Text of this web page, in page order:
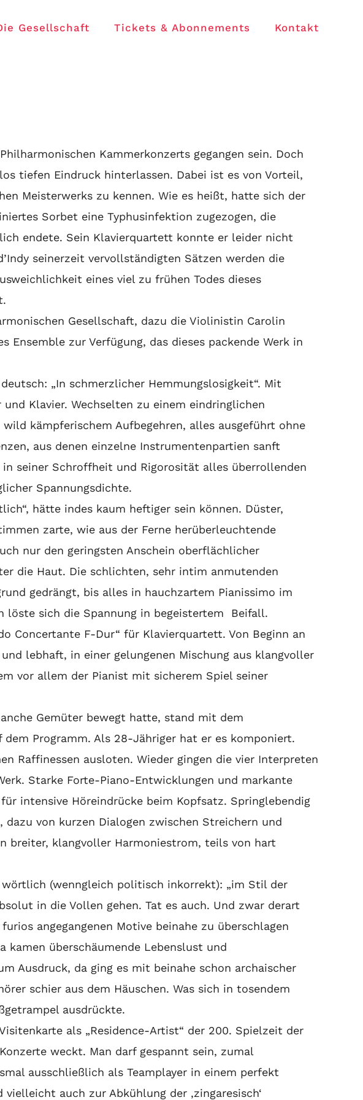
Gesellschaft Tickets & Abonnements Kontakt
Kammerkonzerts gegangen sein. Doch
tiefen Eindruck hinterlassen. Dabei ist es von Vorteil,
Meisterwerks zu kennen. Wie es heißt, hatte sich der
Sorbet eine Typhusinfektion zugezogen, die
endete. Sein Klavierquartett konnte er leider nicht
seinerzeit vervollständigten Sätzen werden die
eines viel zu frühen Todes dieses
Gesellschaft, dazu die Violinistin Carolin
zur Verfügung, das dieses packende Werk in
„In schmerzlicher Hemmungslosigkeit“. Mit
Klavier. Wechselten zu einem eindringlichen
kämpferischem Aufbegehren, alles ausgeführt ohne
aus denen einzelne Instrumentenpartien sanft
seiner Schroffheit und Rigorosität alles überrollenden
Spannungsdichte.
hätte indes kaum heftiger sein können. Düster,
zarte, wie aus der Ferne herüberleuchtende
nur den geringsten Anschein oberflächlicher
die Haut. Die schlichten, sehr intim anmutenden
gedrängt, bis alles in hauchzartem Pianissimo im
löste sich die Spannung in begeistertem Beifall.
Concertante F-Dur“ für Klavierquartett. Von Beginn an
lebhaft, in einer gelungenen Mischung aus klangvoller
vor allem der Pianist mit sicherem Spiel seiner
Gemüter bewegt hatte, stand mit dem
Programm. Als 28-Jähriger hat er es komponiert.
Raffinessen ausloten. Wieder gingen die vier Interpreten
Starke Forte-Piano-Entwicklungen und markante
intensive Höreindrücke beim Kopfsatz. Springlebendig
von kurzen Dialogen zwischen Streichern und
breiter, klangvoller Harmoniestrom, teils von hart
wörtlich (wenngleich politisch inkorrekt): „im Stil der
in die Vollen gehen. Tat es auch. Und zwar derart
angegangenen Motive beinahe zu überschlagen
kamen überschäumende Lebenslust und
Ausdruck, da ging es mit beinahe schon archaischer
schier aus dem Häuschen. Was sich in tosendem
ausdrückte.
als „Residence-Artist“ der 200. Spielzeit der
weckt. Man darf gespannt sein, zumal
ausschließlich als Teamplayer in einem perfekt
auch zur Abkühlung der ‚zingaresisch‘